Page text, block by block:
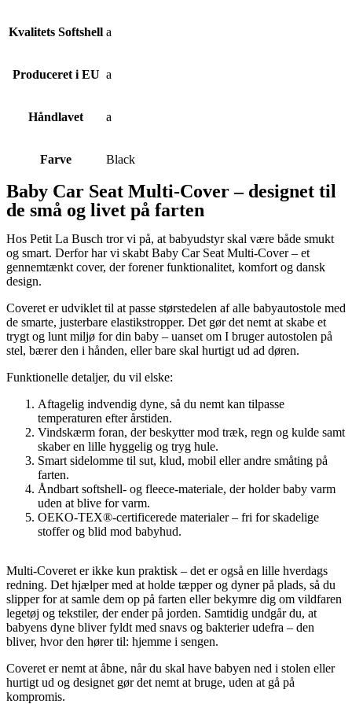
Kvalitets Softshell a
Produceret i EU a
Håndlavet a
Farve Black
Baby Car Seat Multi-Cover – designet til
de små og livet på farten
Hos Petit La Busch tror vi på, at babyudstyr skal være både smukt
og smart. Derfor har vi skabt Baby Car Seat Multi-Cover – et
gennemtænkt cover, der forener funktionalitet, komfort og dansk
design.
Coveret er udviklet til at passe størstedelen af alle babyautostole med
de smarte, justerbare elastikstropper. Det gør det nemt at skabe et
trygt og lunt miljø for din baby – uanset om I bruger autostolen på
stel, bærer den i hånden, eller bare skal hurtigt ud ad døren.
Funktionelle detaljer, du vil elske:
Aftagelig indvendig dyne, så du nemt kan tilpasse
temperaturen efter årstiden.
Vindskærm foran, der beskytter mod træk, regn og kulde samt
skaber en lille hyggelig og tryg hule.
Smart sidelomme til sut, klud, mobil eller andre småting på
farten.
Åndbart softshell- og fleece-materiale, der holder baby varm
uden at blive for varm.
OEKO-TEX®-certificerede materialer – fri for skadelige
stoffer og blid mod babyhud.
Multi-Coveret er ikke kun praktisk – det er også en lille hverdags
redning. Det hjælper med at holde tæpper og dyner på plads, så du
slipper for at samle dem op på farten eller bekymre dig om vildfaren
legetøj og tekstiler, der ender på jorden. Samtidig undgår du, at
babyens dyne bliver fyldt med snavs og bakterier udefra – den
bliver, hvor den hører til: hjemme i sengen.
Coveret er nemt at åbne, når du skal have babyen ned i stolen eller
hurtigt ud og designet gør det nemt at bruge, uden at gå på
kompromis.